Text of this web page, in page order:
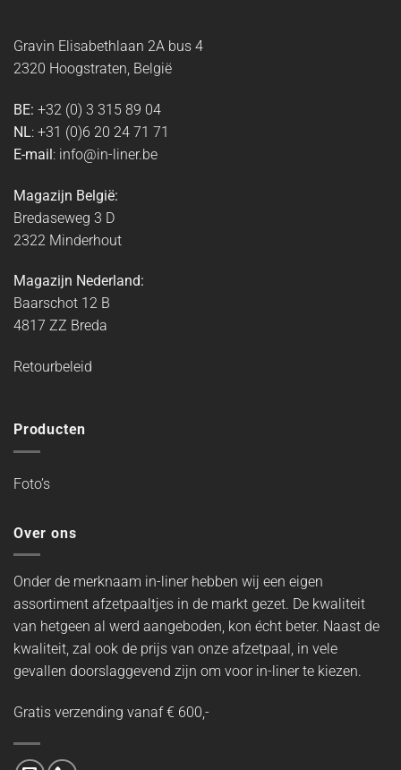
Gravin Elisabethlaan 2A bus 4
2320 Hoogstraten, België
BE: +32 (0) 3 315 89 04
NL: +31 (0)6 20 24 71 71
E-mail: info@in-liner.be
Magazijn België:
Bredaseweg 3 D
2322 Minderhout
Magazijn Nederland:
Baarschot 12 B
4817 ZZ Breda
Retourbeleid
Producten
Foto’s
Over ons
Onder de merknaam in-liner hebben wij een eigen
assortiment afzetpaaltjes in de markt gezet. De kwaliteit
van hetgeen al werd aangeboden, kon écht beter. Naast de
kwaliteit, zal ook de prijs van onze afzetpaal, in vele
gevallen doorslaggevend zijn om voor in-liner te kiezen.
Gratis verzending vanaf € 600,-